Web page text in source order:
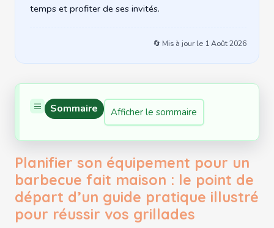
temps et profiter de ses invités.
🔄 Mis à jour le 1 Août 2026
Sommaire Afficher le sommaire
Planifier son équipement pour un
barbecue fait maison : le point de
départ d’un guide pratique illustré
pour réussir vos grillades